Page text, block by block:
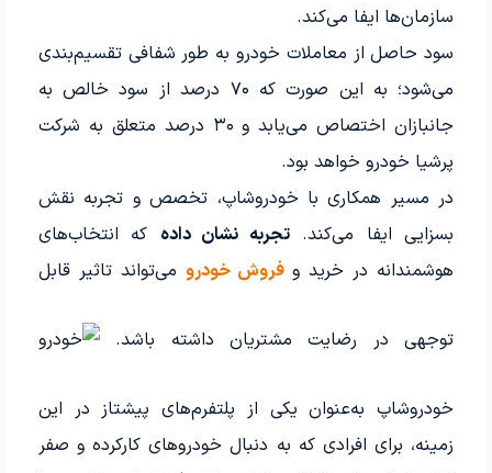
سازمان‌ها ایفا می‌کند.
سود حاصل از معاملات خودرو به طور شفافی تقسیم‌بندی
می‌شود؛ به این صورت که ۷۰ درصد از سود خالص به
جانبازان اختصاص می‌یابد و ۳۰ درصد متعلق به شرکت
پرشیا خودرو خواهد بود.
در مسیر همکاری با خودروشاپ، تخصص و تجربه نقش
بسزایی ایفا می‌کند.تجربه نشان داده که انتخاب‌های
هوشمندانه در خرید وفروش خودرو می‌تواند تاثیر قابل
توجهی در رضایت مشتریان داشته باشد.
خودروشاپ به‌عنوان یکی از پلتفرم‌های پیشتاز در این
زمینه، برای افرادی که به دنبال خودروهای کارکرده و صفر